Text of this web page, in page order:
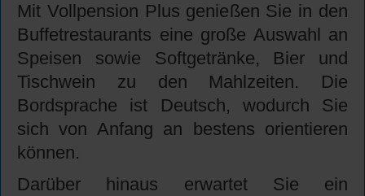
Mit Vollpension Plus genießen Sie in den
Buffetrestaurants eine große Auswahl an
Speisen sowie Softgetränke, Bier und
Tischwein zu den Mahlzeiten. Die
Bordsprache ist Deutsch, wodurch Sie
sich von Anfang an bestens orientieren
können.
Darüber hinaus erwartet Sie ein